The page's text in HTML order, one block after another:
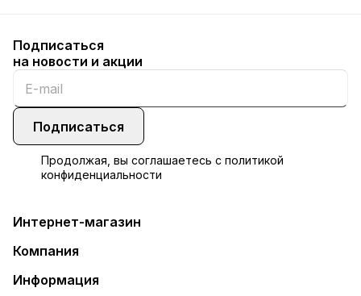
Подписаться
на новости и акции
Подписаться
Продолжая, вы соглашаетесь с политикой
конфиденциальности
Интернет-магазин
Компания
Информация